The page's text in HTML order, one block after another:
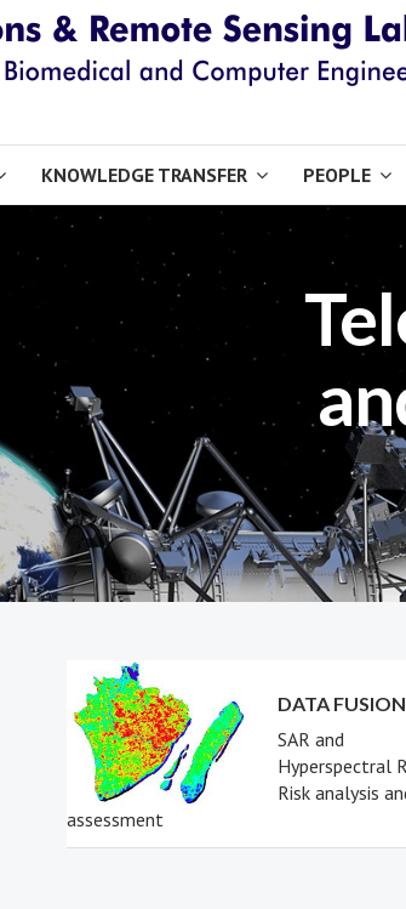
KNOWLEDGE TRANSFER PEOPLE
DATA FUSION
SAR and
Hyperspectral
Risk analysis
assessment